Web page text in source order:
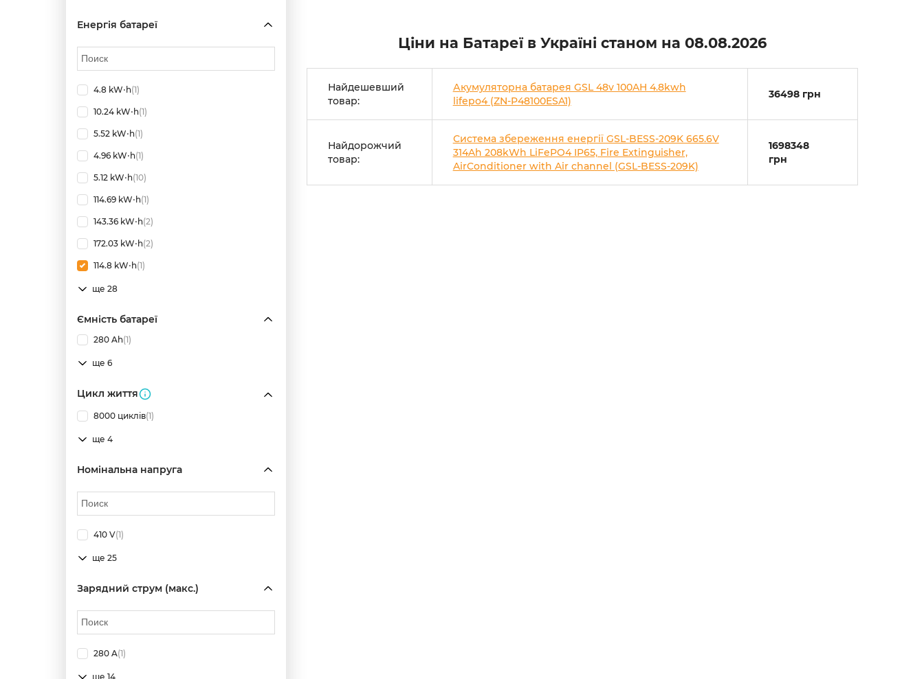
Енергія батареї
4.8 kW⋅h(1)
10.24 kW⋅h(1)
5.52 kW⋅h(1)
4.96 kW⋅h(1)
5.12 kW⋅h(10)
114.69 kW⋅h(1)
143.36 kW⋅h(2)
172.03 kW⋅h(2)
114.8 kW⋅h(1)
ще 28
Ємність батареї
280 Ah(1)
ще 6
Цикл життя
8000 циклів(1)
ще 4
Номінальна напруга
410 V(1)
ще 25
Зарядний струм (макс.)
280 A(1)
ще 14
Ціни на Батареї в Україні станом на 08.08.2026
Найдешевший
товар:
Акумуляторна батарея GSL 48v 100AH 4.8kwh
lifepo4 (ZN-P48100ESA1)
36498 грн
Найдорожчий
товар:
Система збереження енергії GSL-BESS-209K 665.6V
314Ah 208kWh LiFePO4 IP65, Fire Extinguisher,
AirConditioner with Air channel (GSL-BESS-209K)
1698348
грн